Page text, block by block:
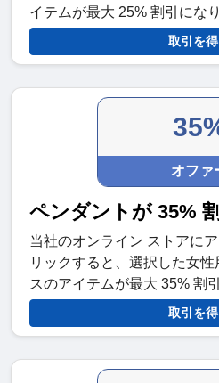
イテムが最大 25% 割引にな
取引を
オファ
ペンダントが 35%
当社のオンライン ストアに
リックすると、選択した女
スのアイテムが最大 35% 割
取引を